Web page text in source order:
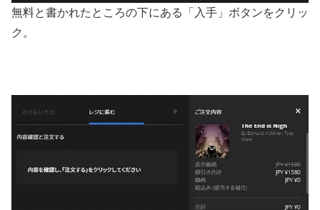
無料と書かれたところの下にある「入手」ボタンをクリッ
ク。